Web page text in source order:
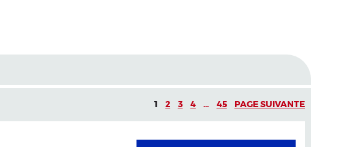
1 2 3 4 ... 45 PAGE SUIVANTE